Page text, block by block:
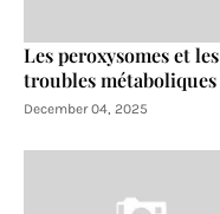
Les peroxysomes et les
troubles métaboliques
December 04, 2025